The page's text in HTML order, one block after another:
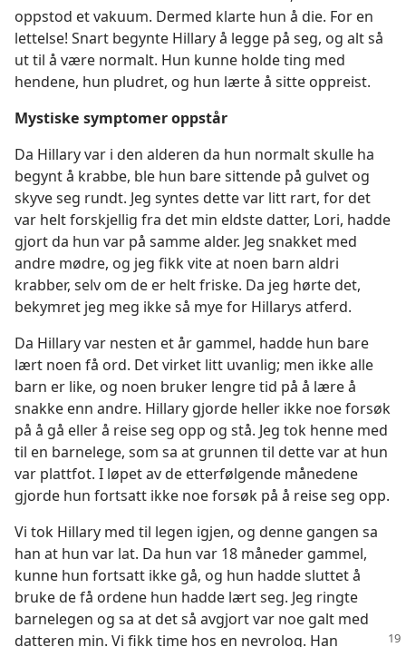
oppstod et vakuum. Dermed klarte hun å die. For en
lettelse! Snart begynte Hillary å legge på seg, og alt så
ut til å være normalt. Hun kunne holde ting med
hendene, hun pludret, og hun lærte å sitte oppreist.
Mystiske symptomer oppstår
Da Hillary var i den alderen da hun normalt skulle ha
begynt å krabbe, ble hun bare sittende på gulvet og
skyve seg rundt. Jeg syntes dette var litt rart, for det
var helt forskjellig fra det min eldste datter, Lori, hadde
gjort da hun var på samme alder. Jeg snakket med
andre mødre, og jeg fikk vite at noen barn aldri
krabber, selv om de er helt friske. Da jeg hørte det,
bekymret jeg meg ikke så mye for Hillarys atferd.
Da Hillary var nesten et år gammel, hadde hun bare
lært noen få ord. Det virket litt uvanlig; men ikke alle
barn er like, og noen bruker lengre tid på å lære å
snakke enn andre. Hillary gjorde heller ikke noe forsøk
på å gå eller å reise seg opp og stå. Jeg tok henne med
til en barnelege, som sa at grunnen til dette var at hun
var plattfot. I løpet av de etterfølgende månedene
gjorde hun fortsatt ikke noe forsøk på å reise seg opp.
Vi tok Hillary med til legen igjen, og denne gangen sa
han at hun var lat. Da hun var 18 måneder gammel,
kunne hun fortsatt ikke gå, og hun hadde sluttet å
bruke de få ordene hun hadde lært seg. Jeg ringte
barnelegen og sa at det så avgjort var noe galt med
datteren min. Vi fikk time hos en nevrolog. Han